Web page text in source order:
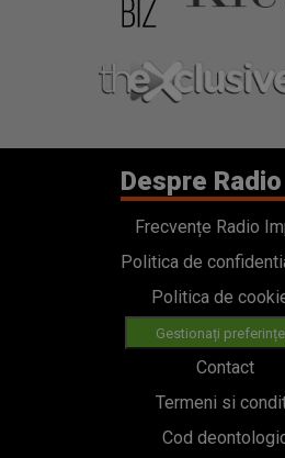
Despre
Frecvențe Radio
Politica de
Politica de
Gestionați
Contact
Termeni si
Cod